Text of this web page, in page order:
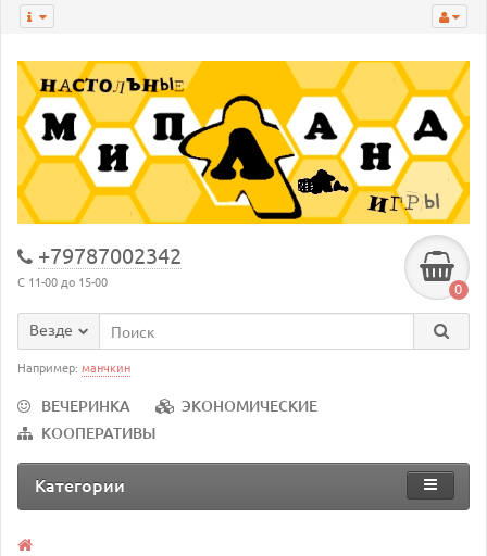
+79787002342
С 11-00 до 15-00 0
Везде
Например: манчкин
ВЕЧЕРИНКА
ЭКОНОМИЧЕСКИЕ
КООПЕРАТИВЫ
Категории